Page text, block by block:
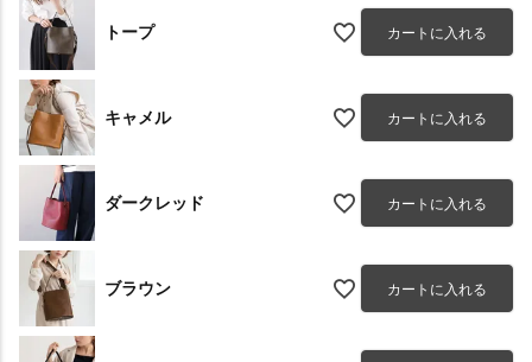
トープ カートに入れる
キャメル カートに入れる
ダークレッド カートに入れる
ブラウン カートに入れる